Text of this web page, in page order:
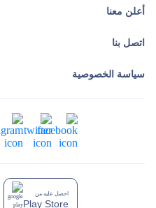
أعلن معنا
اتصل بنا
سياسة الخصوصية
احصل عليه من
Play Store